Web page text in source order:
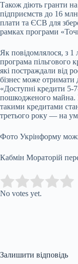
Також діють гранти
підприємств до 16
плати та ЄСВ для
рамках програми
Як повідомлялося, з 1
програма пільгового
які постраждали від
бізнес може
«Доступні кредити 5-
пошкодженого майна.
такими кредитами
третього року — на
Фото Укрінформу
Кабмін Мораторій
Rate this item:
No votes yet.
Залишити відповідь